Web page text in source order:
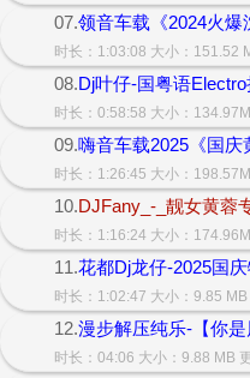
07.领音车载《2024火
时长：1:03:08 大小：151.52
08.Dj叶仔-国粤语
时长：0:58:58 大小：
09.嗨音车载2025《国
时长：1:26:45 大小：
10.DJFany_-_靓女黄蓉
时长：1:16:24 大小：
11.花都Dj龙仔-2025国
时长：1:02:47 大小：9.85
12.漫步解压纯乐-【你
时长：04:06 大小：9.88 MB